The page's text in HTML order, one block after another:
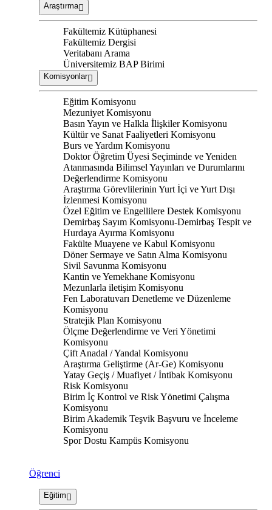
Araştırma
Fakültemiz Kütüphanesi
Fakültemiz Dergisi
Veritabanı Arama
Üniversitemiz BAP Birimi
Komisyonlar
Eğitim Komisyonu
Mezuniyet Komisyonu
Basın Yayın ve Halkla İlişkiler Komisyonu
Kültür ve Sanat Faaliyetleri Komisyonu
Burs ve Yardım Komisyonu
Doktor Öğretim Üyesi Seçiminde ve Yeniden
Atanmasında Bilimsel Yayınları ve Durumlarını
Değerlendirme Komisyonu
Araştırma Görevlilerinin Yurt İçi ve Yurt Dışı
İzlenmesi Komisyonu
Özel Eğitim ve Engellilere Destek Komisyonu
Demirbaş Sayım Komisyonu-Demirbaş Tespit ve
Hurdaya Ayırma Komisyonu
Fakülte Muayene ve Kabul Komisyonu
Döner Sermaye ve Satın Alma Komisyonu
Sivil Savunma Komisyonu
Kantin ve Yemekhane Komisyonu
Mezunlarla iletişim Komisyonu
Fen Laboratuvarı Denetleme ve Düzenleme
Komisyonu
Stratejik Plan Komisyonu
Ölçme Değerlendirme ve Veri Yönetimi
Komisyonu
Çift Anadal / Yandal Komisyonu
Araştırma Geliştirme (Ar-Ge) Komisyonu
Yatay Geçiş / Muafiyet / İntibak Komisyonu
Risk Komisyonu
Birim İç Kontrol ve Risk Yönetimi Çalışma
Komisyonu
Birim Akademik Teşvik Başvuru ve İnceleme
Komisyonu
Spor Dostu Kampüs Komisyonu
Öğrenci
Eğitim